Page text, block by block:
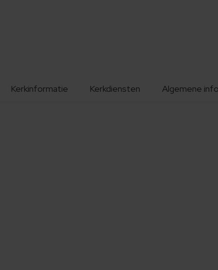
Kerkinformatie Kerkdiensten Algemene